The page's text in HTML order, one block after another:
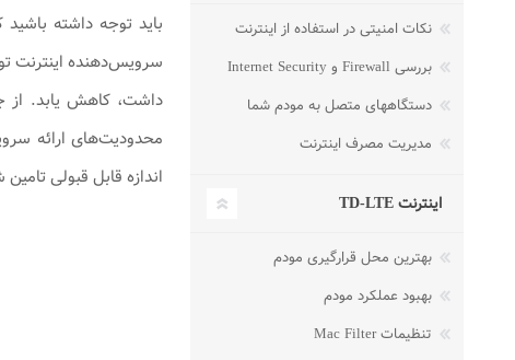
باید توجه داشته باشید
اندازه قابل قبولی
نکات امنیتی در استفاده از اینترنت
بررسی Firewall و Internet Security
دستگاههای متصل به مودم شما
مدیریت مصرف اینترنت
اینترنت TD-LTE
بهترین محل قرارگیری مودم
بهبود عملکرد مودم
تنظیمات Mac Filter